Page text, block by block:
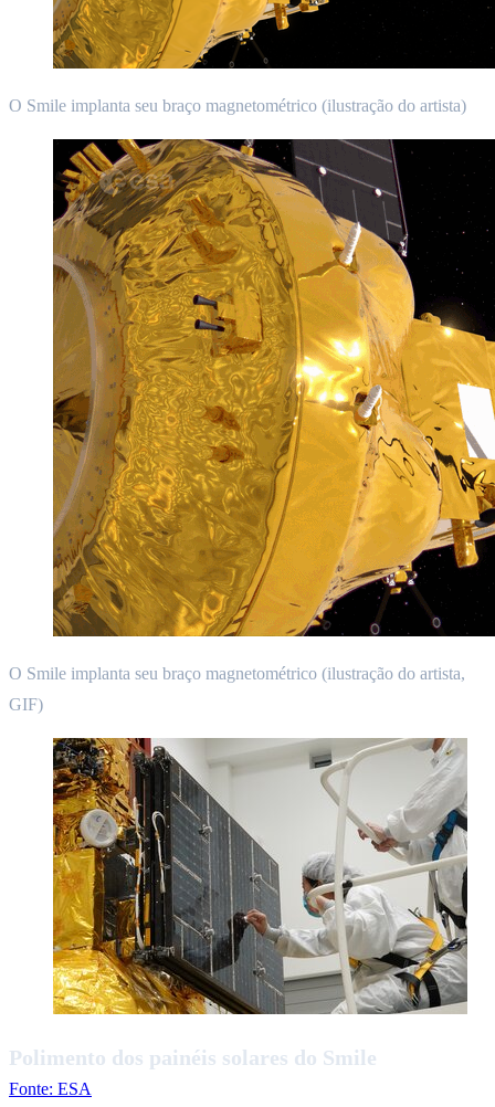
O Smile implanta seu braço magnetométrico (ilustração do artista)
O Smile implanta seu braço magnetométrico (ilustração do artista,
GIF)
Polimento dos painéis solares do Smile
Fonte: ESA